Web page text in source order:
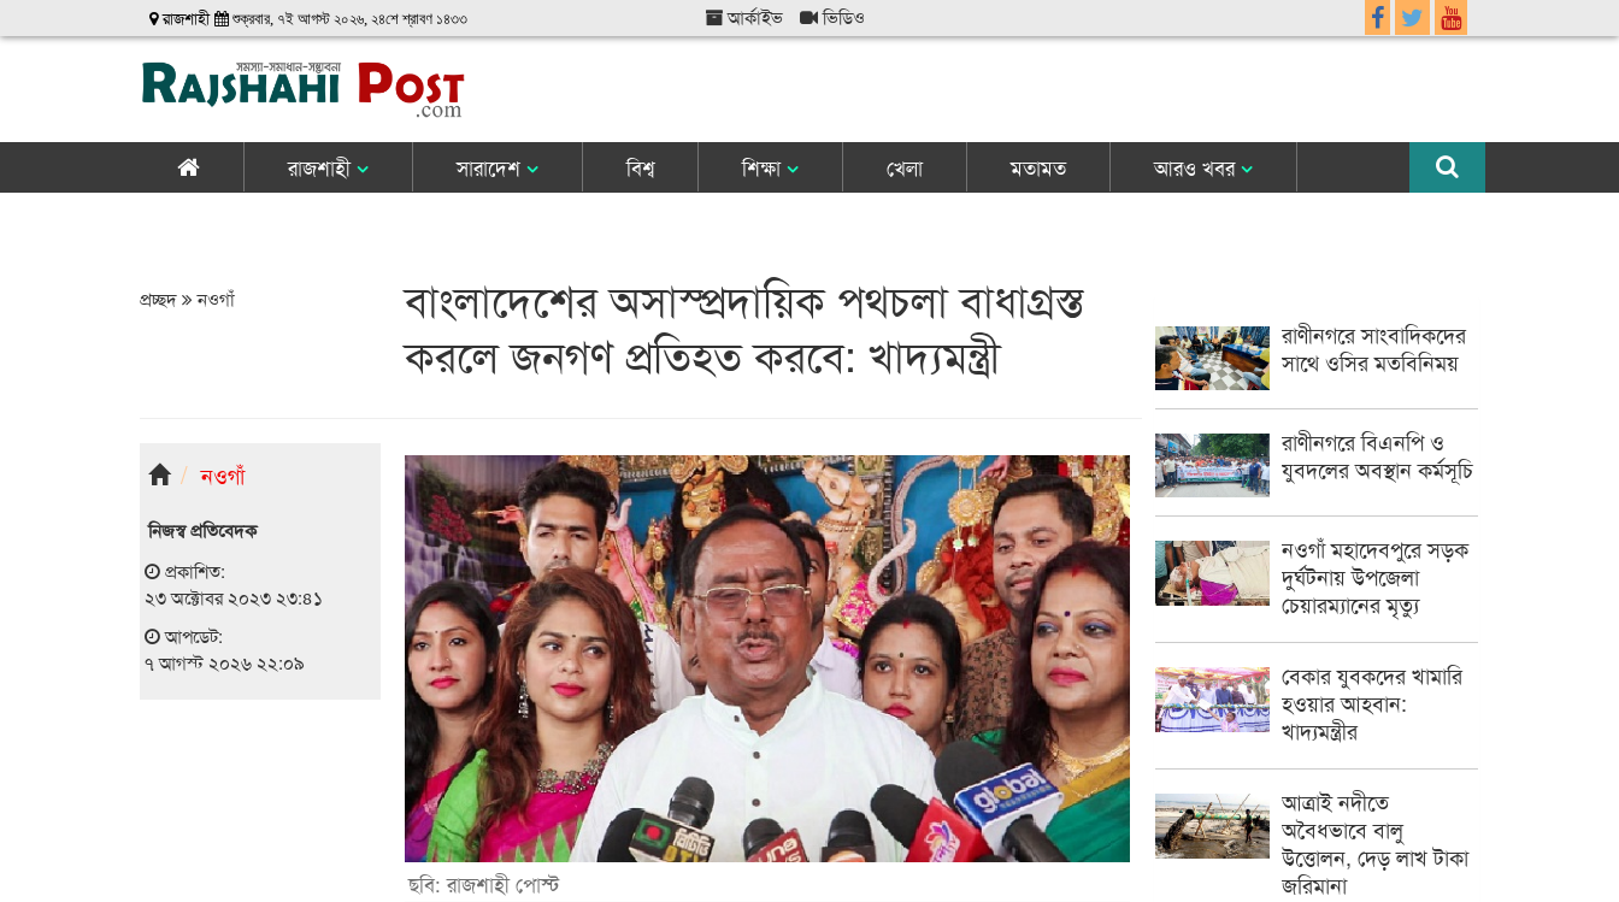
রাজশাহী শুক্রবার, ৭ই আগস্ট ২০২৬, ২৪শে শ্রাবণ ১৪৩৩ আর্কাইভ ভিডিও
রাজশাহী সারাদেশ বিশ্ব শিক্ষা খেলা মতামত আরও খবর
প্রচ্ছদ নওগাঁ
বাংলাদেশের অসাস্প্রদায়িক পথচলা বাধাগ্রস্ত
করলে জনগণ প্রতিহত করবে: খাদ্যমন্ত্রী
নওগাঁ
নিজস্ব প্রতিবেদক
প্রকাশিত:
২৩ অক্টোবর ২০২৩ ২৩:৪১
আপডেট:
৭ আগস্ট ২০২৬ ২২:০৯
ছবি: রাজশাহী পোস্ট
রাণীনগরে সাংবাদিকদের
সাথে ওসির মতবিনিময়
রাণীনগরে বিএনপি ও
যুবদলের অবস্থান কর্মসূচি
নওগাঁ মহাদেবপুরে সড়ক
দুর্ঘটনায় উপজেলা
চেয়ারম্যানের মৃত্যু
বেকার যুবকদের খামারি
হওয়ার আহবান:
খাদ্যমন্ত্রীর
আত্রাই নদীতে
অবৈধভাবে বালু
উত্তোলন, দেড় লাখ টাকা
জরিমানা